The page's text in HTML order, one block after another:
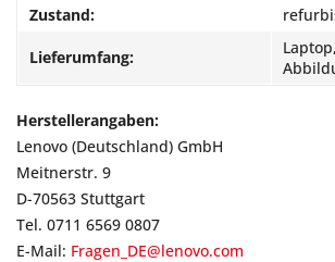
Zustand:
Lieferumfang:
Herstellerangaben:
Lenovo (Deutschland) GmbH
Meitnerstr. 9
D-70563 Stuttgart
Tel. 0711 6569 0807
E-Mail: Fragen_DE@lenovo.com